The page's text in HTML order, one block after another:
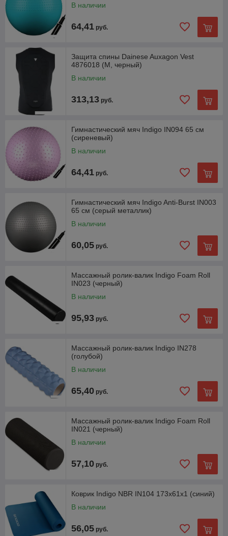
В наличии
64,41 руб.
Защита спины Dainese Auxagon Vest
4876018 (M, черный)
В наличии
313,13 руб.
Гимнастический мяч Indigo IN094 65 см
(сиреневый)
В наличии
64,41 руб.
Гимнастический мяч Indigo Anti-Burst IN003
65 см (серый металлик)
В наличии
60,05 руб.
Массажный ролик-валик Indigo Foam Roll
IN023 (черный)
В наличии
95,93 руб.
Массажный ролик-валик Indigo IN278
(голубой)
В наличии
65,40 руб.
Массажный ролик-валик Indigo Foam Roll
IN021 (черный)
В наличии
57,10 руб.
Коврик Indigo NBR IN104 173x61x1 (синий)
В наличии
56,05 руб.